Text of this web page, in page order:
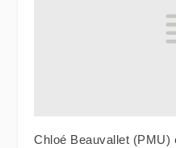
Chloé Beauvallet (PMU)